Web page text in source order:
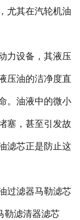
尤其在汽轮机油
力设备，其液压
压油的洁净度直
。油液中的微小
塞，甚至引发故
滤芯正是防止这
过滤器马勒滤芯
勒滤清器滤芯